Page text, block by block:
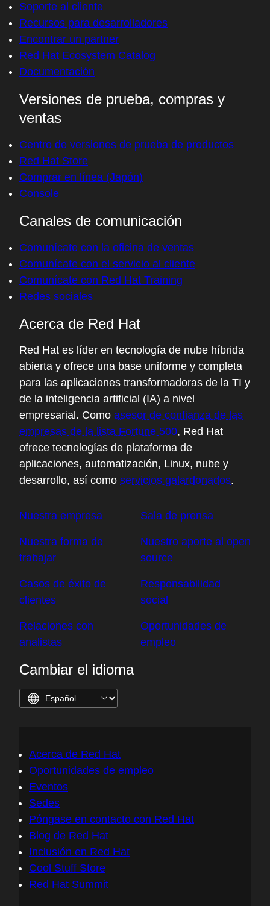
Soporte al cliente
Recursos para desarrolladores
Encontrar un partner
Red Hat Ecosystem Catalog
Documentación
Versiones de prueba, compras y
ventas
Centro de versiones de prueba de productos
Red Hat Store
Comprar en línea (Japón)
Console
Canales de comunicación
Comunícate con la oficina de ventas
Comunícate con el servicio al cliente
Comunícate con Red Hat Training
Redes sociales
Acerca de Red Hat
Red Hat es líder en tecnología de nube híbrida
abierta y ofrece una base uniforme y completa
para las aplicaciones transformadoras de la TI y
de la inteligencia artificial (IA) a nivel
empresarial. Como asesor de confianza de las
empresas de la lista Fortune 500, Red Hat
ofrece tecnologías de plataforma de
aplicaciones, automatización, Linux, nube y
desarrollo, así como servicios galardonados.
Nuestra empresa
Nuestra forma de
trabajar
Casos de éxito de
clientes
Relaciones con
analistas
Sala de prensa
Nuestro aporte al open
source
Responsabilidad
social
Oportunidades de
empleo
Cambiar el idioma
Acerca de Red Hat
Oportunidades de empleo
Eventos
Sedes
Póngase en contacto con Red Hat
Blog de Red Hat
Inclusión en Red Hat
Cool Stuff Store
Red Hat Summit